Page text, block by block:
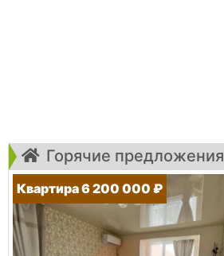
Горячие предложения
Квартира 6 200 000 ₽